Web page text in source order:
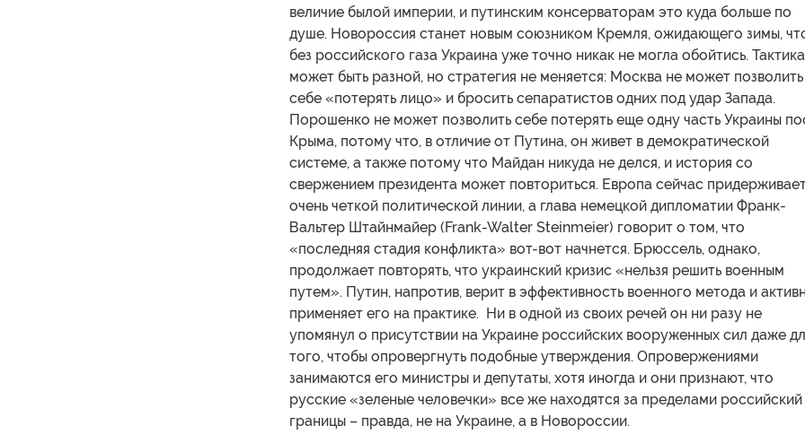
величие былой империи, и путинским консерваторам это куда больше по
душе. Новороссия станет новым союзником Кремля, ожидающего зимы,
без российского газа Украина уже точно никак не могла обойтись. Тактика
может быть разной, но стратегия не меняется: Москва не может позволить
себе «потерять лицо» и бросить сепаратистов одних под удар Запада.
Порошенко не может позволить себе потерять еще одну часть Украины
Крыма, потому что, в отличие от Путина, он живет в демократической
системе, а также потому что Майдан никуда не делся, и история со
свержением президента может повториться. Европа сейчас
очень четкой политической линии, а глава немецкой дипломатии Франк-
Вальтер Штайнмайер (Frank-Walter Steinmeier) говорит о том, что
«последняя стадия конфликта» вот-вот начнется. Брюссель, однако,
продолжает повторять, что украинский кризис «нельзя решить военным
путем». Путин, напротив, верит в эффективность военного метода и
применяет его на практике. Ни в одной из своих речей он ни разу не
упомянул о присутствии на Украине российских вооруженных сил даже
того, чтобы опровергнуть подобные утверждения. Опровержениями
занимаются его министры и депутаты, хотя иногда и они признают, что
русские «зеленые человечки» все же находятся за пределами российский
границы – правда, не на Украине, а в Новороссии.